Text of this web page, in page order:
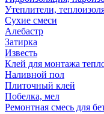
Утеплители,
Сухие смеси
Алебастр
Затирка
Известь
Клей для монтажа
Наливной пол
Плиточный клей
Побелка, мел
Ремонтная смесь для